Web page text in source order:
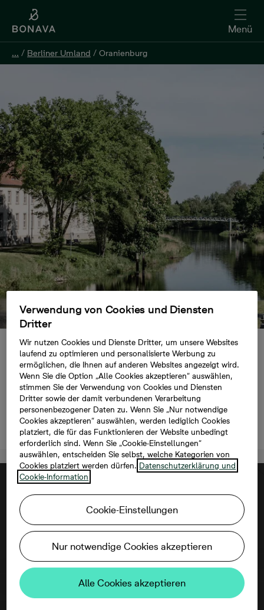
Menü
... / Berliner Umland / Oranienburg
Neubauprojekte
Oranienburg
Immobilien in Oranienburg
Jetzt vormerken lassen
... / Berliner Umland / Oranienburg
aktivieren Sie bitte die Dienste Dritter in
Verwendung von Cookies und Diensten
Dritter
Wir nutzen Cookies und Dienste Dritter, um unsere Websites
laufend zu optimieren und personalisierte Werbung zu
ermöglichen, die Ihnen auf anderen Websites angezeigt wird.
Wenn Sie die Option „Alle Cookies akzeptieren“ auswählen,
stimmen Sie der Verwendung von Cookies und Diensten
Dritter sowie der damit verbundenen Verarbeitung
personenbezogener Daten zu. Wenn Sie „Nur notwendige
Cookies akzeptieren“ auswählen, werden lediglich Cookies
platziert, die für das Funktionieren der Website unbedingt
erforderlich sind. Wenn Sie „Cookie-Einstellungen“
auswählen, entscheiden Sie selbst, welche Kategorien von
Cookies platziert werden dürfen. Datenschutzerklärung und
Cookie-Information
Cookie-Einstellungen
Nur notwendige Cookies akzeptieren
Alle Cookies akzeptieren